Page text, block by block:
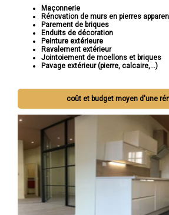
Maçonnerie
Rénovation de murs en pierres
Parement de briques
Enduits de décoration
Peinture extérieure
Ravalement extérieur
Jointoiement de moellons et briques
Pavage extérieur (pierre, calcaire,...)
coût et budget moyen d'une